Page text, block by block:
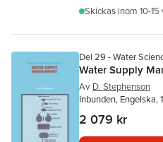
Skickas inom 10-
Del 29 - Water
Water Supply
Av D. Stephenson
Inbunden, Engelska,
2 079 kr